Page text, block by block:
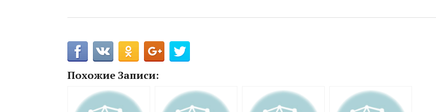
Похожие Записи: